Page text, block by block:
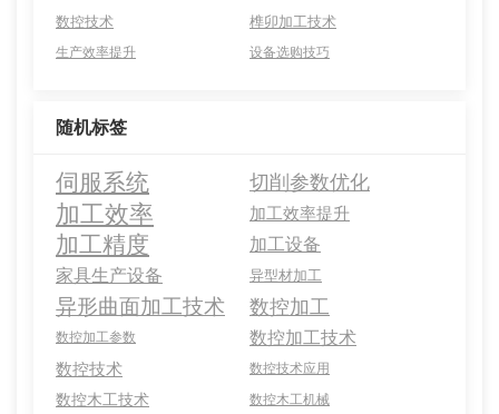
数控技术
榫卯加工技术
生产效率提升 设备选购技巧
随机标签
伺服系统 切削参数优化
加工效率 加工效率提升
加工精度
加工设备
家具生产设备
异型材加工
异形曲面加工技术 数控加工
数控加工参数 数控加工技术
数控技术 数控技术应用
数控木工技术 数控木工机械